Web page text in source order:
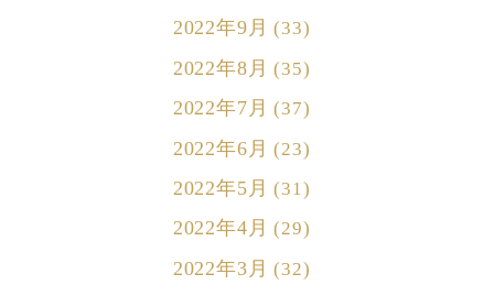
2022年9月 (33)
2022年8月 (35)
2022年7月 (37)
2022年6月 (23)
2022年5月 (31)
2022年4月 (29)
2022年3月 (32)